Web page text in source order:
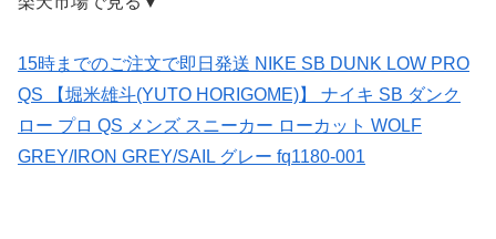
15時までのご注文で即日発送 NIKE SB DUNK LOW PRO
QS 【堀米雄斗(YUTO HORIGOME)】 ナイキ SB ダンク
ロー プロ QS メンズ スニーカー ローカット WOLF
GREY/IRON GREY/SAIL グレー fq1180-001